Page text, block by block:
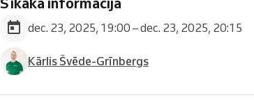
dec. 23, 2025, 19:00 – dec. 23, 2025, 20:15
Kārlis Švēde-Grīnbergs